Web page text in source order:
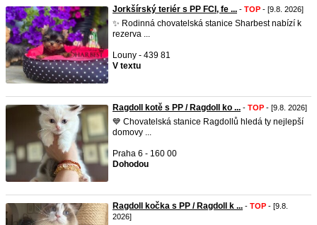
Jorkšírský teriér s PP FCI, fe ... - TOP - [9.8. 2026]
✨ Rodinná chovatelská stanice Sharbest nabízí k
rezerva ...
Louny - 439 81
V textu
Ragdoll kotě s PP / Ragdoll ko ... - TOP - [9.8. 2026]
💙 Chovatelská stanice Ragdollů hledá ty nejlepší
domovy ...
Praha 6 - 160 00
Dohodou
Ragdoll kočka s PP / Ragdoll k ... - TOP - [9.8.
2026]